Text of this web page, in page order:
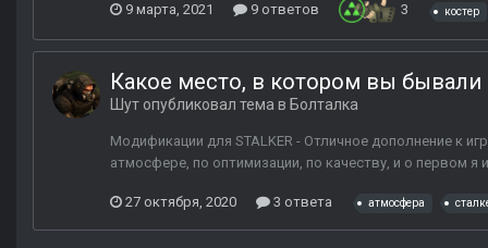
9 марта, 2021 9 ответов 3 костер
Какое место, в котором вы
Шут опубликовал тема в Болталка
Модификации для STALKER - Отличное дополнение к
атмосфере, по оптимизации, по качеству, и о первом
27 октября, 2020 3 ответа атмосфера